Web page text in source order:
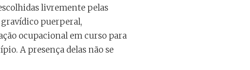
livremente pelas
puerperal,
ocupacional em curso para
A presença delas não se